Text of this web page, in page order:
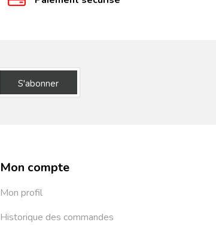
S'abonner
Mon compte
Mon profil
Historique des commandes